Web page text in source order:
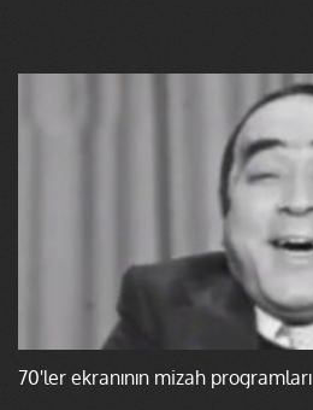
70'ler ekranının mizah programları